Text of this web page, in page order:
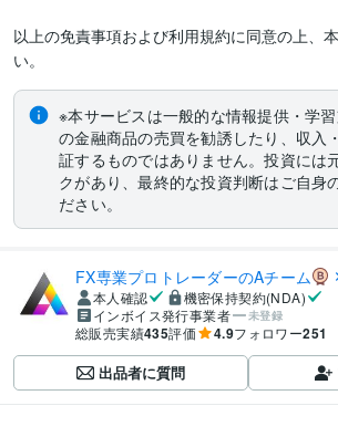
以上の免責事項および利用規約に同意の上、
い。
※本サービスは一般的な情報提供・学
の金融商品の売買を勧誘したり、収入
証するものではありません。投資には
クがあり、最終的な投資判断はご自身
ださい。
FX専業プロトレーダーのAチーム
本人確認
機密保持契約(NDA)
インボイス発行事業者
未登録
総販売実績435評価 4.9フォロワー251
出品者に質問